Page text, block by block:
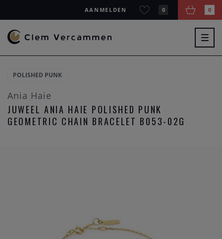
AANMELDEN 0 0
POLISHED PUNK
Ania Haie
JUWEEL ANIA HAIE POLISHED PUNK
GEOMETRIC CHAIN BRACELET B053-02G